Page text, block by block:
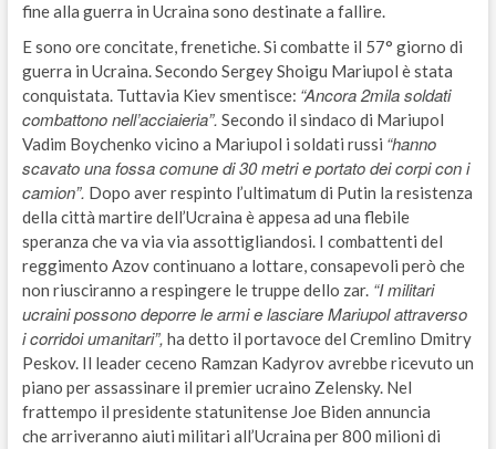
fine alla guerra in Ucraina sono destinate a fallire.
E sono ore concitate, frenetiche. Si combatte il 57° giorno di
guerra in Ucraina. Secondo Sergey Shoigu Mariupol è stata
conquistata. Tuttavia Kiev smentisce: “Ancora 2mila soldati
combattono nell’acciaieria”. Secondo il sindaco di Mariupol
Vadim Boychenko vicino a Mariupol i soldati russi “hanno
scavato una fossa comune di 30 metri e portato dei corpi con i
camion”. Dopo aver respinto l’ultimatum di Putin la resistenza
della città martire dell’Ucraina è appesa ad una flebile
speranza che va via via assottigliandosi. I combattenti del
reggimento Azov continuano a lottare, consapevoli però che
non riusciranno a respingere le truppe dello zar.“I militari
ucraini possono deporre le armi e lasciare Mariupol attraverso
i corridoi umanitari”, ha detto il portavoce del Cremlino Dmitry
Peskov. Il leader ceceno Ramzan Kadyrov avrebbe ricevuto un
piano per assassinare il premier ucraino Zelensky. Nel
frattempo il presidente statunitense Joe Biden annuncia
che arriveranno aiuti militari all’Ucraina per 800 milioni di